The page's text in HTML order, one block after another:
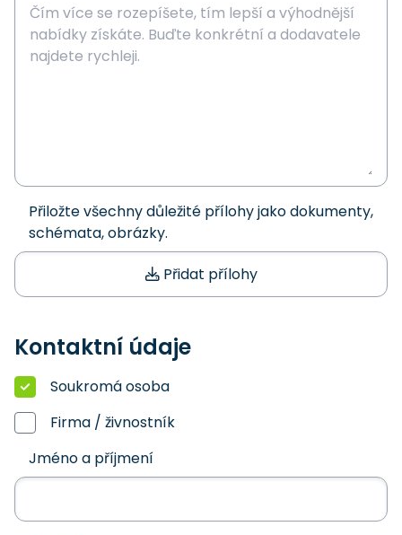
Přiložte všechny důležité přílohy jako dokumenty,
schémata, obrázky.
Přidat přílohy
Kontaktní údaje
Soukromá osoba
Firma / živnostník
Jméno a příjmení